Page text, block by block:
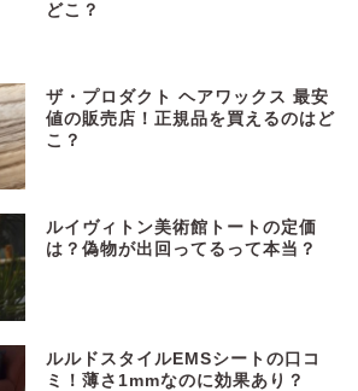
どこ？
ザ・プロダクト ヘアワックス 最安
値の販売店！正規品を買えるのはど
こ？
ルイヴィトン美術館トートの定価
は？偽物が出回ってるって本当？
ルルドスタイルEMSシートの口コ
ミ！薄さ1mmなのに効果あり？